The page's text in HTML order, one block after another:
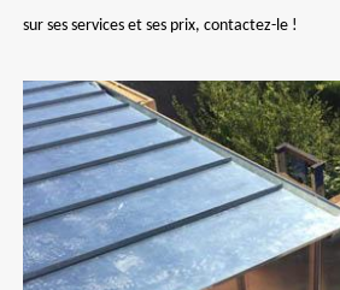
sur ses services et ses prix, contactez-le !